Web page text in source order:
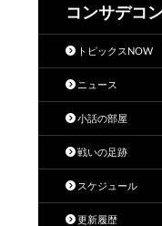
コンサデコ
トピックスNOW
ニュース
小話の部屋
戦いの足跡
スケジュール
更新履歴